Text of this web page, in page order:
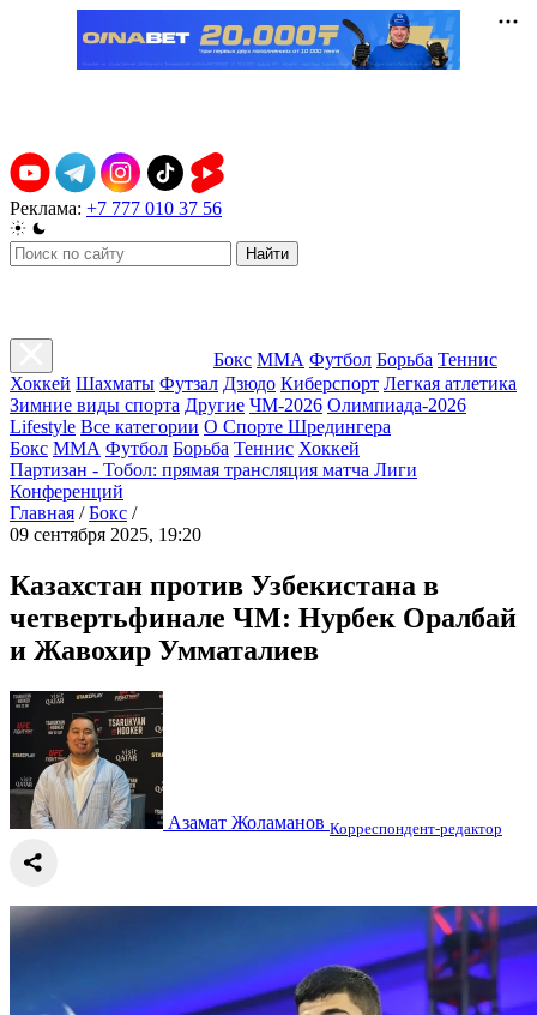
Реклама: +7 777 010 37 56
Найти
Бокс ММА Футбол Борьба Теннис
Хоккей Шахматы Футзал Дзюдо Киберспорт Легкая атлетика
Зимние виды спорта Другие ЧМ-2026 Олимпиада-2026
Lifestyle Все категории О Спорте Шредингера
Бокс ММА Футбол Борьба Теннис Хоккей
Партизан - Тобол: прямая трансляция матча Лиги
Конференций
Главная / Бокс /
09 сентября 2025, 19:20
Казахстан против Узбекистана в
четвертьфинале ЧМ: Нурбек Оралбай
и Жавохир Умматалиев
Азамат Жоламанов Корреспондент-редактор